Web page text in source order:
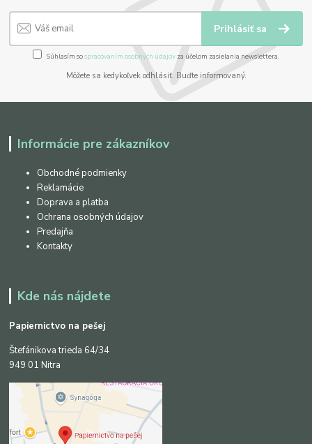
Prihlásiť sa
Súhlasím sospracovaním osobných údajov za účelom zasielania newslettera.
Môžete sa kedykoľvek odhlásiť. Buďte informovaný.
Informácie pre zákazníkov
Obchodné podmienky
Reklamácie
Doprava a platba
Ochrana osobných údajov
Predajňa
Kontakty
Kde nás nájdete
Papiernictvo na pešej
Štefánikova trieda 64/34
949 01 Nitra